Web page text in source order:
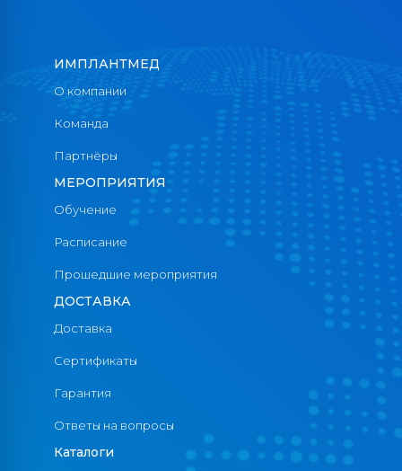
ИМПЛАНТМЕД
О компании
Команда
Партнёры
МЕРОПРИЯТИЯ
Обучение
Расписание
Прошедшие мероприятия
ДОСТАВКА
Доставка
Сертификаты
Гарантия
Ответы на вопросы
Каталоги